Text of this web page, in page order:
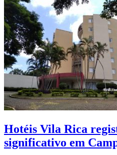
Hotéis Vila Rica
significativo em